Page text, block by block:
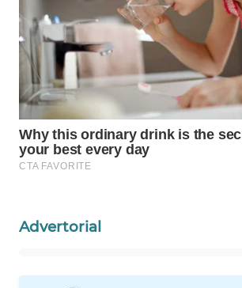
Advertorial
SELEB
WAHANA
PERSONA
WAHANA
OTOMOTIF